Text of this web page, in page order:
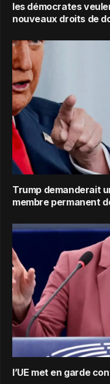
les démocrates
nouveaux droits de
Trump demanderait
membre permanent
l’UE met en garde